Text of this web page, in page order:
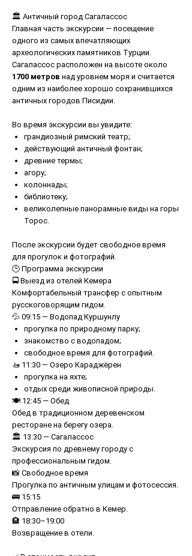
🏛 Античный город Сагалассос
Главная часть экскурсии — посещение
одного из самых впечатляющих
археологических памятников Турции.
Сагалассос расположен на высоте около
1700 метров над уровнем моря и считается
одним из наиболее хорошо сохранившихся
античных городов Писидии.
Во время экскурсии вы увидите:
грандиозный римский театр;
действующий античный фонтан;
древние термы;
агору;
колоннады;
библиотеку;
великолепные панорамные виды на горы
Торос.
После экскурсии будет свободное время
для прогулок и фотографий.
🕒 Программа экскурсии
🚍 Выезд из отелей Кемера
Комфортабельный трансфер с опытным
русскоговорящим гидом.
💦 09:15 — Водопад Куршунлу
прогулка по природному парку;
знакомство с водопадом;
свободное время для фотографий.
🚤 11:30 — Озеро Караджёрен
прогулка на яхте;
отдых среди живописной природы.
🍽 12:45 — Обед
Обед в традиционном деревенском
ресторане на берегу озера.
🏛 13:30 — Сагалассос
Экскурсия по древнему городу с
профессиональным гидом.
📸 Свободное время
Прогулка по античным улицам и фотосессия.
🚌 15:15
Отправление обратно в Кемер.
🏨 18:30–19:00
Возвращение в отели.